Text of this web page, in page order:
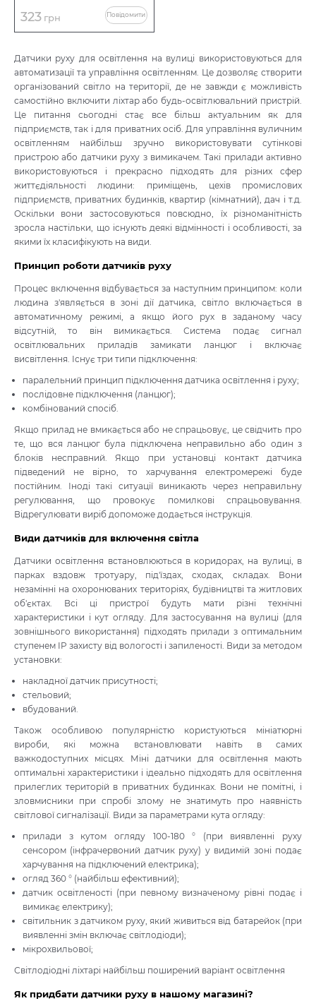
323 грн Повідомити
Датчики руху для освітлення на вулиці використовуються для
автоматизації та управління освітленням. Це дозволяє створити
організований світло на території, де не завжди є можливість
самостійно включити ліхтар або будь-освітлювальний пристрій.
Це питання сьогодні стає все більш актуальним як для
підприємств, так і для приватних осіб. Для управління вуличним
освітленням найбільш зручно використовувати сутінкові
пристрою або датчики руху з вимикачем. Такі прилади активно
використовуються і прекрасно підходять для різних сфер
життєдіяльності людини: приміщень, цехів промислових
підприємств, приватних будинків, квартир (кімнатний), дач і т.д.
Оскільки вони застосовуються повсюдно, їх різноманітність
зросла настільки, що існують деякі відмінності і особливості, за
якими їх класифікують на види.
Принцип роботи датчиків руху
Процес включення відбувається за наступним принципом: коли
людина з'являється в зоні дії датчика, світло включається в
автоматичному режимі, а якщо його рух в заданому часу
відсутній, то він вимикається. Система подає сигнал
освітлювальних приладів замикати ланцюг і включає
висвітлення. Існує три типи підключення:
паралельний принцип підключення датчика освітлення і руху;
послідовне підключення (ланцюг);
комбінований спосіб.
Якщо прилад не вмикається або не спрацьовує, це свідчить про
те, що вся ланцюг була підключена неправильно або один з
блоків несправний. Якщо при установці контакт датчика
підведений не вірно, то харчування електромережі буде
постійним. Іноді такі ситуації виникають через неправильну
регулювання, що провокує помилкові спрацьовування.
Відрегулювати виріб допоможе додається інструкція.
Види датчиків для включення світла
Датчики освітлення встановлюються в коридорах, на вулиці, в
парках вздовж тротуару, під'їздах, сходах, складах. Вони
незамінні на охоронюваних територіях, будівництві та житлових
об'єктах. Всі ці пристрої будуть мати різні технічні
характеристики і кут огляду. Для застосування на вулиці (для
зовнішнього використання) підходять прилади з оптимальним
ступенем IP захисту від вологості і запиленості. Види за методом
установки:
накладної датчик присутності;
стельовий;
вбудований.
Також особливою популярністю користуються мініатюрні
вироби, які можна встановлювати навіть в самих
важкодоступних місцях. Міні датчики для освітлення мають
оптимальні характеристики і ідеально підходять для освітлення
прилеглих територій в приватних будинках. Вони не помітні, і
зловмисники при спробі злому не знатимуть про наявність
світлової сигналізації. Види за параметрами кута огляду:
прилади з кутом огляду 100-180 ° (при виявленні руху
сенсором (інфрачервоний датчик руху) у видимій зоні подає
харчування на підключений електрика);
огляд 360 ° (найбільш ефективний);
датчик освітленості (при певному визначеному рівні подає і
вимикає електрику);
світильник з датчиком руху, який живиться від батарейок (при
виявленні змін включає світлодіоди);
мікрохвильової;
Світлодіодні ліхтарі найбільш поширений варіант освітлення
Як придбати датчики руху в нашому магазині?